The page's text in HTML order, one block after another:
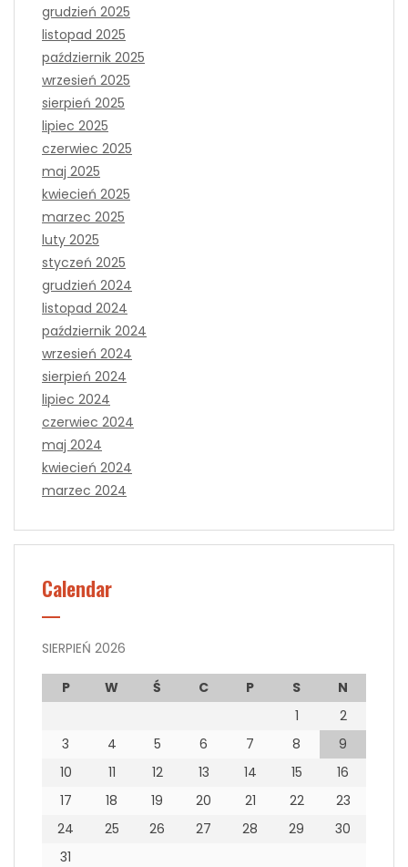
grudzień 2025
listopad 2025
październik 2025
wrzesień 2025
sierpień 2025
lipiec 2025
czerwiec 2025
maj 2025
kwiecień 2025
marzec 2025
luty 2025
styczeń 2025
grudzień 2024
listopad 2024
październik 2024
wrzesień 2024
sierpień 2024
lipiec 2024
czerwiec 2024
maj 2024
kwiecień 2024
marzec 2024
Calendar
SIERPIEŃ 2026
P W Ś C P S
N
1
2
3
4 5 6 7 8
9
10
11 12 13 14 15
16
17
18 19 20 21 22
23
24
25 26 27 28 29
30
31